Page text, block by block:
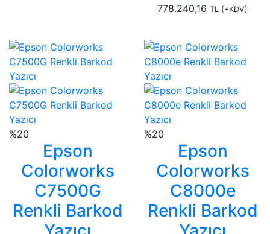
778.240,16 TL (+KDV)
%20
Epson
Colorworks
C7500G
Renkli Barkod
%20
Epson
Colorworks
C8000e
Renkli Barkod